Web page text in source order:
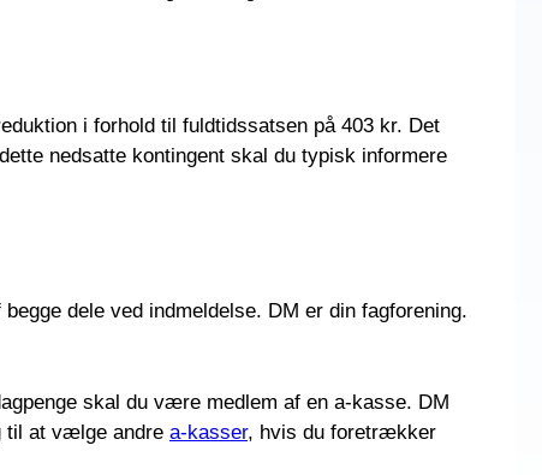
i forhold til fuldtidssatsen på 403 kr. Det
nedsatte kontingent skal du typisk informere
dele ved indmeldelse. DM er din fagforening.
skal du være medlem af en a-kasse. DM
til at vælge andre a-kasser, hvis du foretrækker